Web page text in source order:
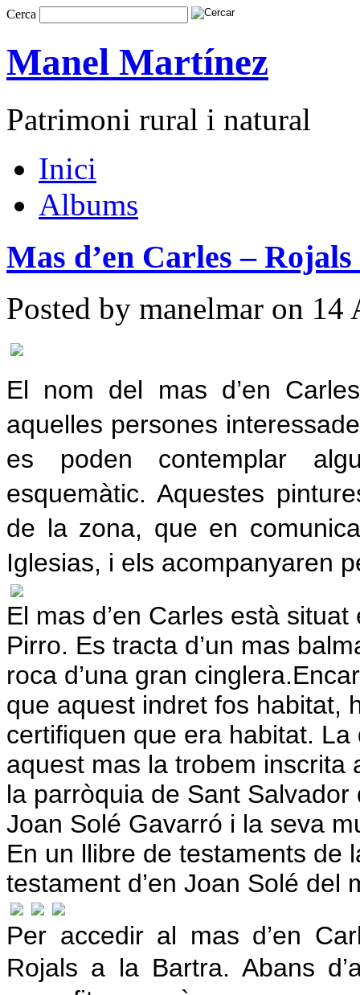
Cerca
Manel Martínez
Patrimoni rural i natural
Inici
Albums
Mas d’en Carles –
Posted by manelmar on
El nom del mas d’en
aquelles persones
es poden contemplar
esquemàtic. Aquestes
de la zona, que en
Iglesias, i els acompanyaren
El mas d’en Carles està
Pirro. Es tracta d’un mas
roca d’una gran cinglera.
que aquest indret fos habitat,
certifiquen que era habitat.
aquest mas la trobem inscrita
la parròquia de Sant
Joan Solé Gavarró i la seva
En un llibre de testaments de
testament d’en Joan Solé del
Per accedir al mas d’en
Rojals a la Bartra. Abans